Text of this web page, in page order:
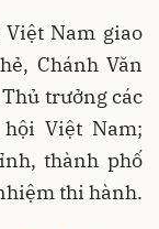
Nam giao
Chánh Văn
trưởng các
Việt Nam;
thành phố
thi hành.